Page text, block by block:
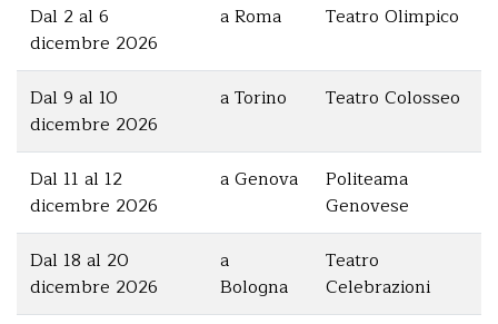
Dal 2 al 6
dicembre 2026
a Roma Teatro Olimpico
Dal 9 al 10
dicembre 2026
a Torino Teatro Colosseo
Dal 11 al 12
dicembre 2026
a Genova
Politeama
Genovese
Dal 18 al 20
dicembre 2026
a
Bologna
Teatro
Celebrazioni